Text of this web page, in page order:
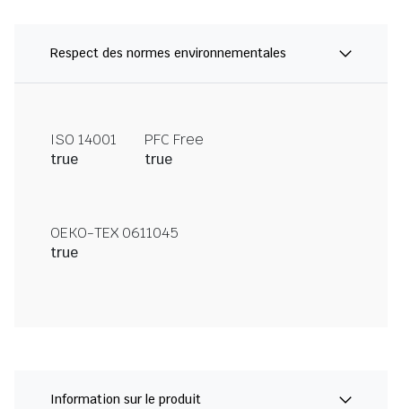
Respect des normes environnementales
ISO 14001
true
PFC Free
true
OEKO-TEX 0611045
true
Information sur le produit